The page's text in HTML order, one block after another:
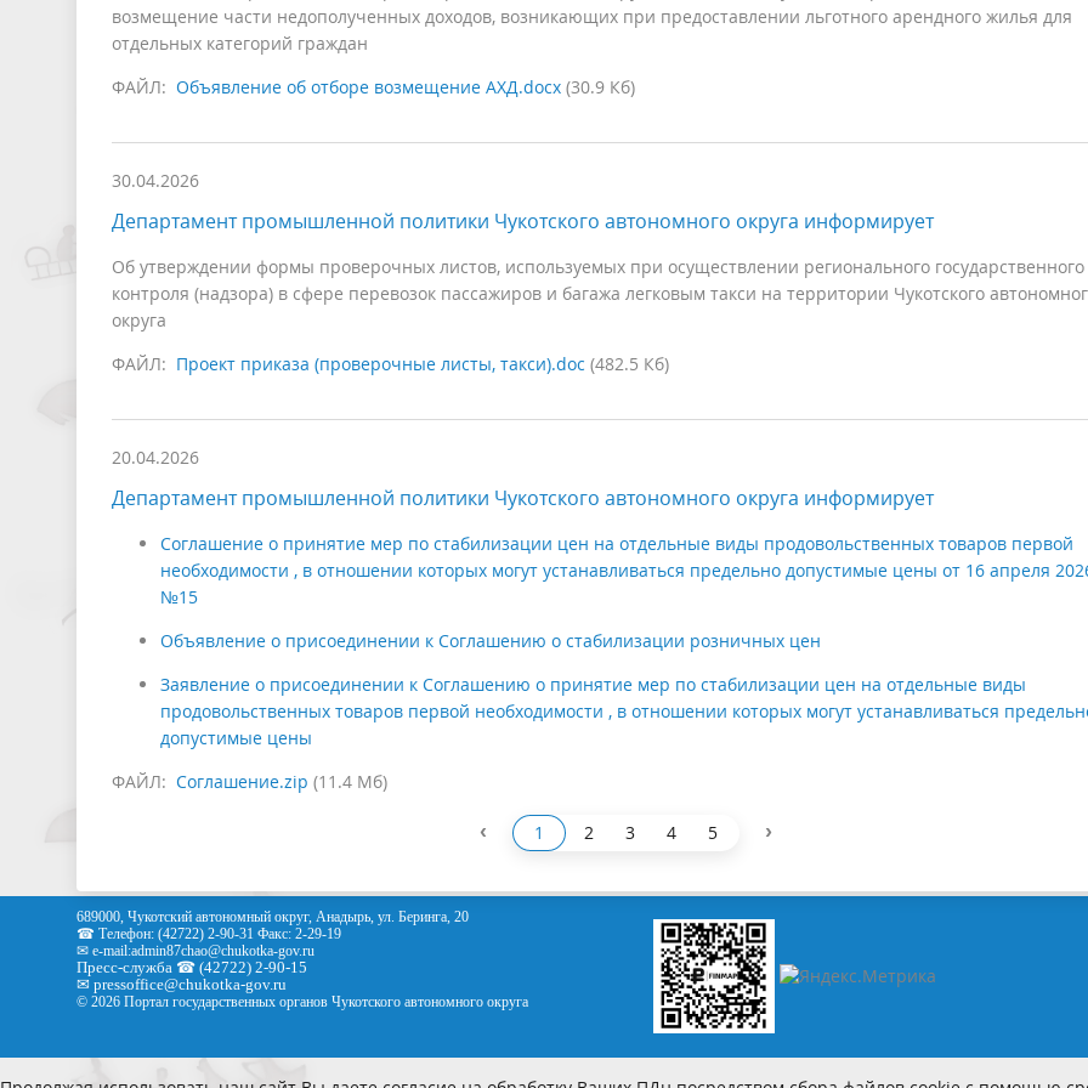
возмещение части недополученных доходов, возникающих при предоставлении льготного арендного жилья для
отдельных категорий граждан
ФАЙЛ: Объявление об отборе возмещение АХД.docx (30.9 Кб)
30.04.2026
Департамент промышленной политики Чукотского автономного округа информирует
Об утверждении формы проверочных листов, используемых при осуществлении регионального государственного
контроля (надзора) в сфере перевозок пассажиров и багажа легковым такси на территории Чукотского
округа
ФАЙЛ: Проект приказа (проверочные листы, такси).doc (482.5 Кб)
20.04.2026
Департамент промышленной политики Чукотского автономного округа информирует
Соглашение о принятие мер по стабилизации цен на отдельные виды продовольственных товаров первой
необходимости , в отношении которых могут устанавливаться предельно допустимые цены от 16 апреля
№15
Объявление о присоединении к Соглашению о стабилизации розничных цен
Заявление о присоединении к Соглашению о принятие мер по стабилизации цен на отдельные виды
продовольственных товаров первой необходимости , в отношении которых могут устанавливаться
допустимые цены
ФАЙЛ: Соглашение.zip (11.4 Мб)
‹ 1 2 3 4 5 ›
689000, Чукотский автономный округ, Анадырь, ул. Беринга, 20
☎ Телефон: (42722) 2-90-31 Факс: 2-29-19
✉ e-mail:admin87chao@chukotka-gov.ru
Пресс-служба ☎ (42722) 2-90-15
✉ pressoffice@chukotka-gov.ru
© 2026 Портал государственных органов Чукотского автономного округа